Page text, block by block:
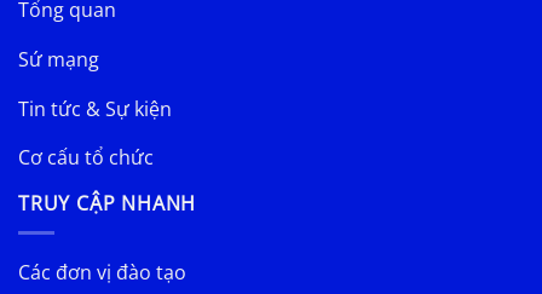
Tổng quan
Sứ mạng
Tin tức & Sự kiện
Cơ cấu tổ chức
TRUY CẬP NHANH
Các đơn vị đào tạo